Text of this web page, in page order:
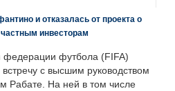
и отказалась от проекта о
инвесторам
федерации футбола (FIFA)
с высшим руководством
Рабате. На ней в том числе